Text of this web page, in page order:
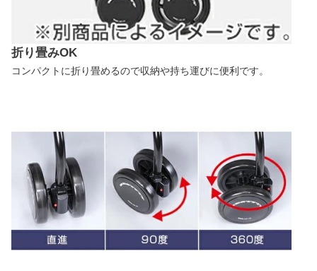
折り畳みOK
コンパクトに折り畳めるので収納や持ち運びに便利です。